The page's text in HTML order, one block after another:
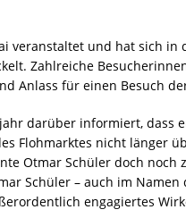
veranstaltet und hat sich in
Zahlreiche
Anlass für einen Besuch
darüber informiert, dass
Flohmarktes nicht länger
Otmar Schüler doch noch
Schüler – auch im
engagiertes